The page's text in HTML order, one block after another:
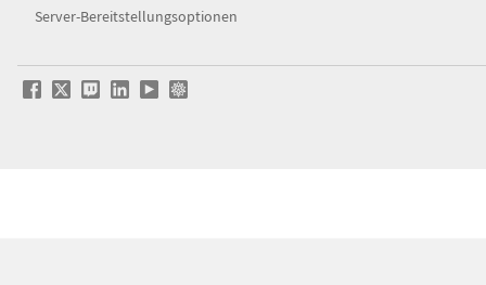
Server-Bereitstellungsoptionen